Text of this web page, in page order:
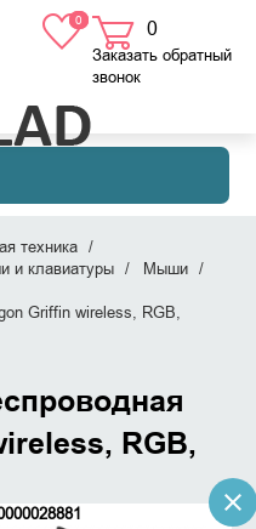
0 0
в корзине
Заказать обратный
звонок
техника
и клавиатуры
Мыши
Griffin wireless, RGB,
RGB,